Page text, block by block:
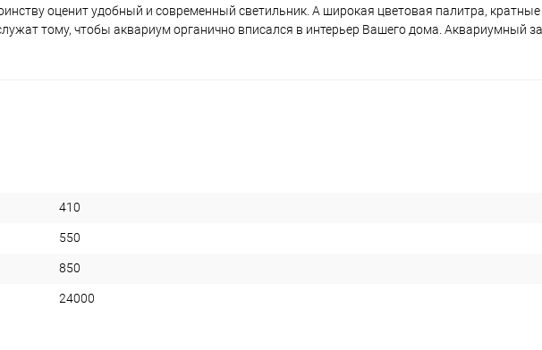
оценит удобный и современный светильник. А широкая цветовая палитра,
тому, чтобы аквариум органично вписался в интерьер Вашего дома. Аквариумный
410
550
850
24000